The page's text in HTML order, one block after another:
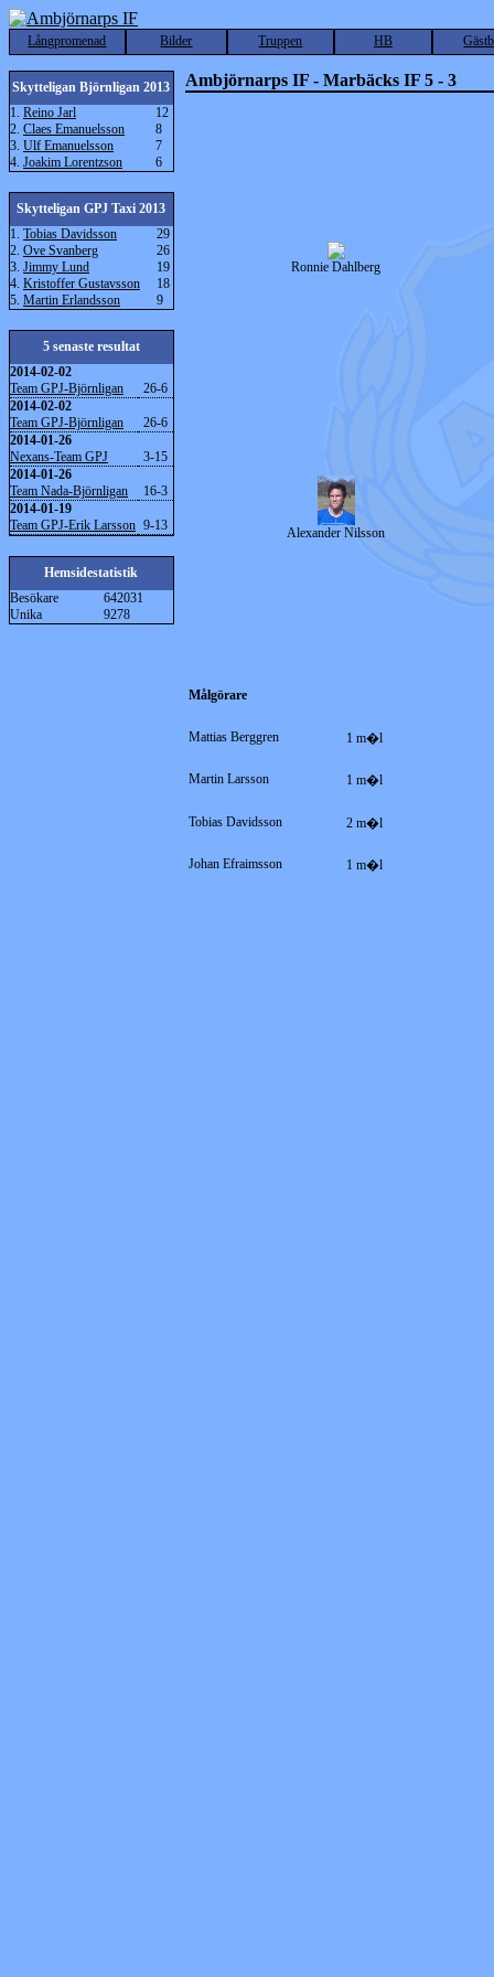
Långpromenad Bilder Truppen HB
Skytteligan Björnligan 2013
1. Reino Jarl
12
2. Claes Emanuelsson
8
3. Ulf Emanuelsson
7
4. Joakim Lorentzson 6
Skytteligan GPJ Taxi 2013
1. Tobias Davidsson
29
2. Ove Svanberg
26
3. Jimmy Lund
19
4. Kristoffer Gustavsson
18
5. Martin Erlandsson 9
5 senaste resultat
2014-02-02
Team GPJ-Björnligan
26-6
2014-02-02
Team GPJ-Björnligan
26-6
2014-01-26
Nexans-Team GPJ
3-15
2014-01-26
Team Nada-Björnligan
16-3
2014-01-19
Team GPJ-Erik Larsson 9-13
Hemsidestatistik
Besökare
642031
Unika
9278
Ambjörnarps IF - Marbäcks IF 5 - 3
Ronnie Dahlberg
Alexander Nilsson
Målgörare
Mattias Berggren 1 m�l
Martin Larsson 1 m�l
Tobias Davidsson 2 m�l
Johan Efraimsson 1 m�l